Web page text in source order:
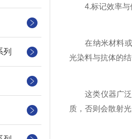
列
4.标记效率与
在纳米材料或
光染料与抗体的
这类仪器广泛
质，否则会散射